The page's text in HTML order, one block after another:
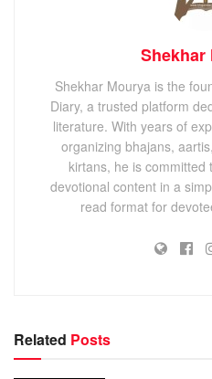
Shekhar
Shekhar Mourya is the
Diary, a trusted platform
literature. With years of
organizing bhajans,
kirtans, he is
devotional content in a
read format for
Related Posts